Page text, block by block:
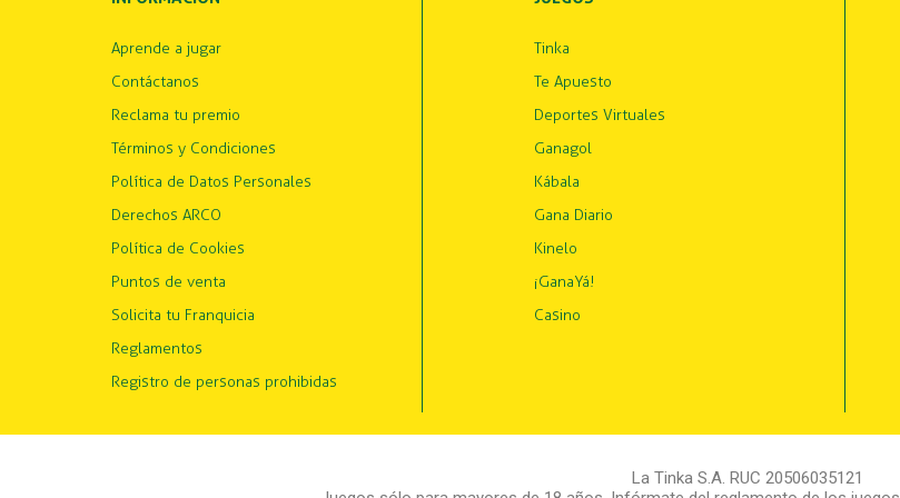
Aprende a jugar
Contáctanos
Reclama tu premio
Términos y Condiciones
Política de Datos Personales
Derechos ARCO
Política de Cookies
Puntos de venta
Solicita tu Franquicia
Reglamentos
Registro de personas prohibidas
Tinka
Te Apuesto
Deportes Virtuales
Ganagol
Kábala
Gana Diario
Kinelo
¡GanaYá!
Casino
La Tinka S.A. RUC 20506035121